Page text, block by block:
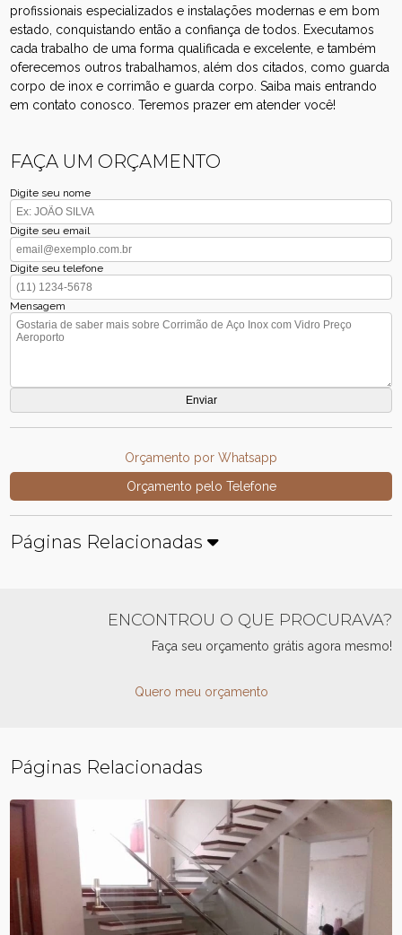
profissionais especializados e instalações modernas e em bom
estado, conquistando então a confiança de todos. Executamos
cada trabalho de uma forma qualificada e excelente, e também
oferecemos outros trabalhamos, além dos citados, como guarda
corpo de inox e corrimão e guarda corpo. Saiba mais entrando
em contato conosco. Teremos prazer em atender você!
FAÇA UM ORÇAMENTO
Digite seu nome
Digite seu email
Digite seu telefone
Mensagem
Orçamento por Whatsapp
Orçamento pelo Telefone
Páginas Relacionadas
ENCONTROU O QUE PROCURAVA?
Faça seu orçamento grátis agora mesmo!
Quero meu orçamento
Páginas Relacionadas